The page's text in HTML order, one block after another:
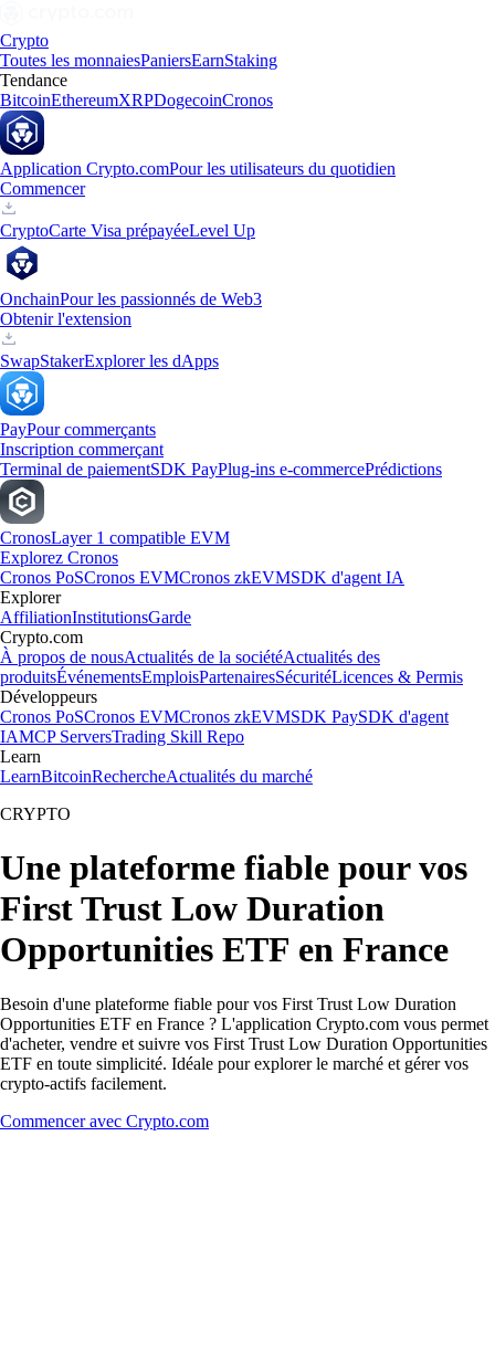
Crypto
Toutes les monnaiesPaniersEarnStaking
Tendance
BitcoinEthereumXRPDogecoinCronos
Application Crypto.comPour les utilisateurs du quotidien
Commencer
CryptoCarte Visa prépayéeLevel Up
OnchainPour les passionnés de Web3
Obtenir l'extension
SwapStakerExplorer les dApps
PayPour commerçants
Inscription commerçant
Terminal de paiementSDK PayPlug-ins e-commercePrédictions
CronosLayer 1 compatible EVM
Explorez Cronos
Cronos PoSCronos EVMCronos zkEVMSDK d'agent IA
Explorer
AffiliationInstitutionsGarde
Crypto.com
À propos de nousActualités de la sociétéActualités des
produitsÉvénementsEmploisPartenairesSécuritéLicences & Permis
Développeurs
Cronos PoSCronos EVMCronos zkEVMSDK PaySDK d'agent
IAMCP ServersTrading Skill Repo
Learn
LearnBitcoinRechercheActualités du marché
CRYPTO
Une plateforme fiable pour vos
First Trust Low Duration
Opportunities ETF en France
Besoin d'une plateforme fiable pour vos First Trust Low Duration
Opportunities ETF en France ? L'application Crypto.com vous permet
d'acheter, vendre et suivre vos First Trust Low Duration Opportunities
ETF en toute simplicité. Idéale pour explorer le marché et gérer vos
crypto-actifs facilement.
Commencer avec Crypto.com